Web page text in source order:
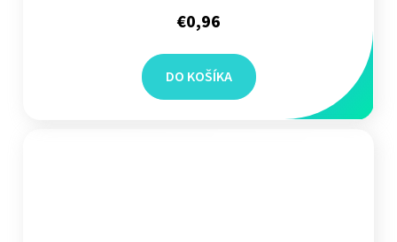
€0,96
DO KOŠÍKA